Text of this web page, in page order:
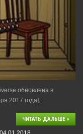
обновлена в
2017 года]:
ЧИТАТЬ ДАЛЬШЕ »